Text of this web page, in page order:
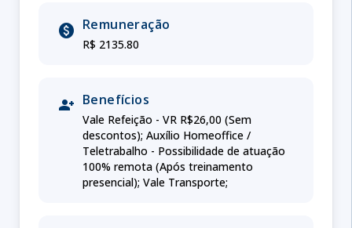
paid Remuneração
R$ 2135.80
person_add Benefícios
Vale Refeição - VR R$26,00 (Sem
descontos); Auxílio Homeoffice /
Teletrabalho - Possibilidade de atuação
100% remota (Após treinamento
presencial); Vale Transporte;